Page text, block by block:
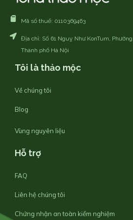
Mã số thuế: 0110369463
Địa chỉ: Số 61 Nguỵ Như KonTum, Phường
Thành phố Hà Nội
Tôi là thảo mộc
Về chúng tôi
Blog
Vùng nguyên liệu
Hỗ trợ
FAQ
Liên hệ chúng tôi
Chứng nhận an toàn kiểm nghiệm